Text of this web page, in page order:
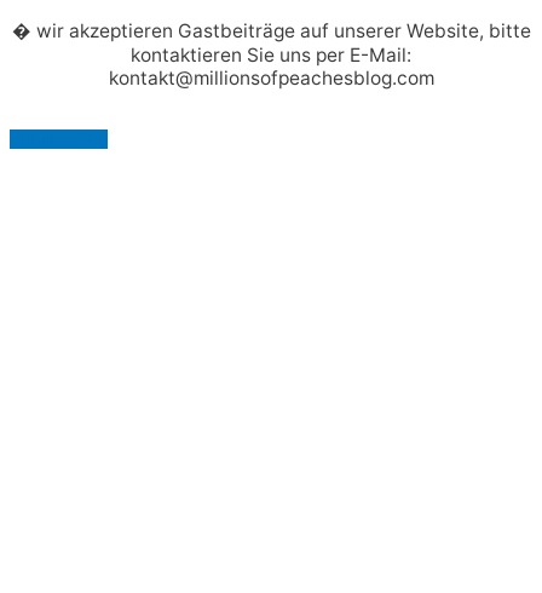
� wir akzeptieren Gastbeiträge auf unserer Website, bitte
kontaktieren Sie uns per E-Mail:
kontakt@millionsofpeachesblog.com